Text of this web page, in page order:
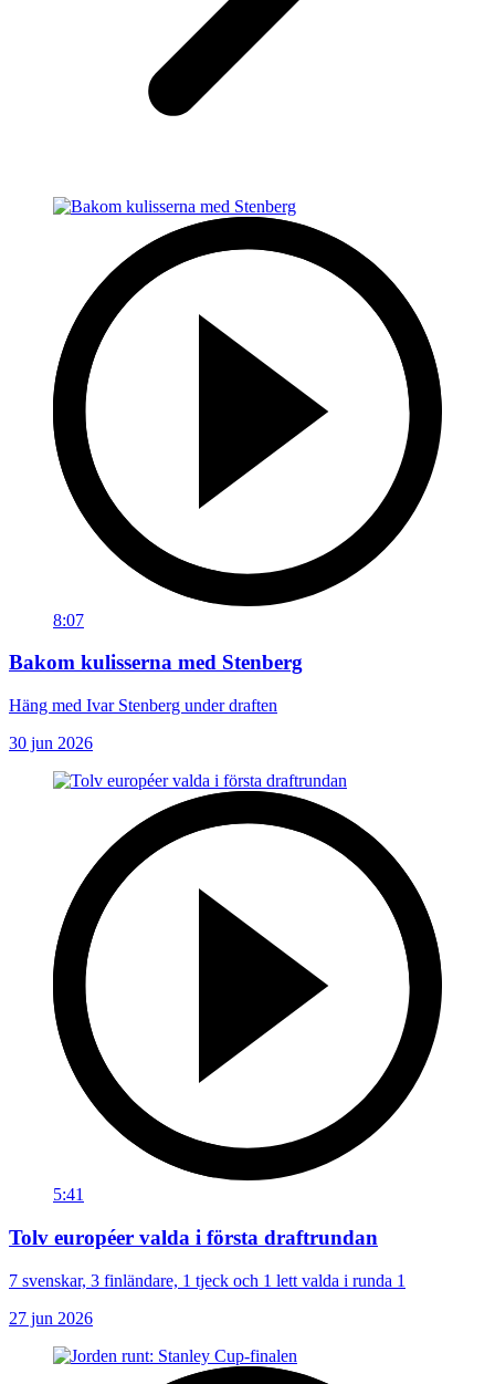
8:07
Bakom kulisserna med Stenberg
Häng med Ivar Stenberg under draften
30 jun 2026
5:41
Tolv européer valda i första draftrundan
7 svenskar, 3 finländare, 1 tjeck och 1 lett valda i runda 1
27 jun 2026